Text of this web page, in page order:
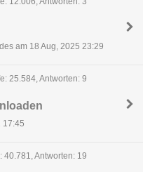
am 18 Aug, 2025 23:29
25.584, Antworten: 9
17:45
40.781, Antworten: 19